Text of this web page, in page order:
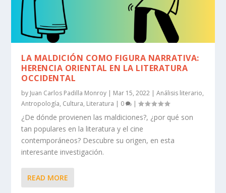
LA MALDICIÓN COMO FIGURA NARRATIVA:
HERENCIA ORIENTAL EN LA LITERATURA
OCCIDENTAL
by Juan Carlos Padilla Monroy | Mar 15, 2022 |Análisis literario,
Antropología, Cultura, Literatura | 0 |
¿De dónde provienen las maldiciones?, ¿por qué son
tan populares en la literatura y el cine
contemporáneos? Descubre su origen, en esta
interesante investigación.
READ MORE